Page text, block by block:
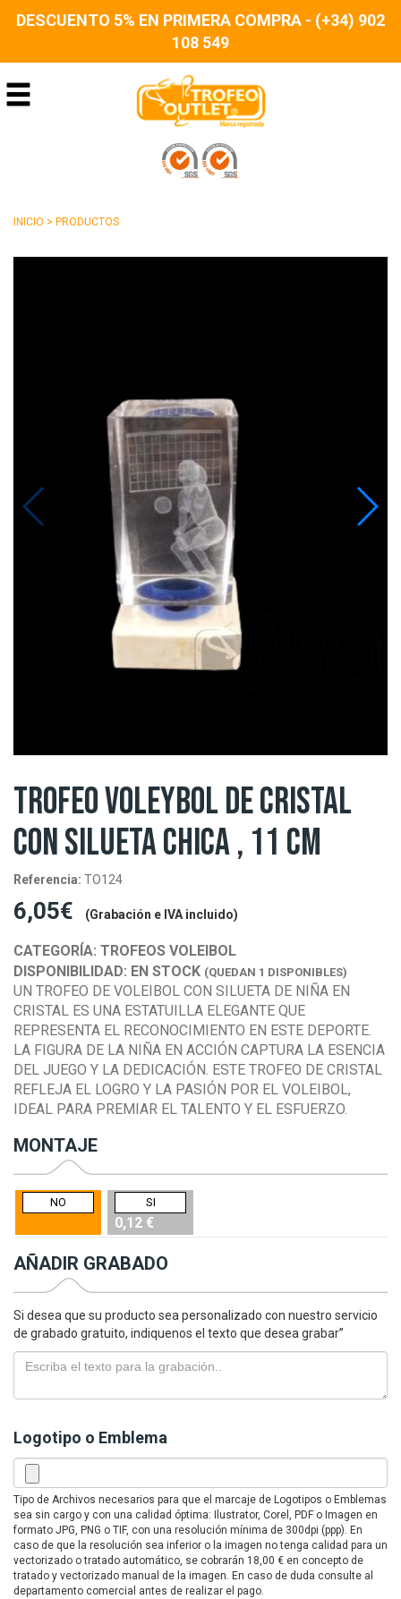
DESCUENTO 5% EN PRIMERA COMPRA - (+34) 902
108 549
INICIO > PRODUCTOS
TROFEO VOLEYBOL DE CRISTAL
CON SILUETA CHICA , 11 CM
Referencia: TO124
6,05€ (Grabación e IVA incluido)
CATEGORÍA: TROFEOS VOLEIBOL
DISPONIBILIDAD: EN STOCK (QUEDAN 1 DISPONIBLES)
UN TROFEO DE VOLEIBOL CON SILUETA DE NIÑA EN
CRISTAL ES UNA ESTATUILLA ELEGANTE QUE
REPRESENTA EL RECONOCIMIENTO EN ESTE DEPORTE.
LA FIGURA DE LA NIÑA EN ACCIÓN CAPTURA LA ESENCIA
DEL JUEGO Y LA DEDICACIÓN. ESTE TROFEO DE CRISTAL
REFLEJA EL LOGRO Y LA PASIÓN POR EL VOLEIBOL,
IDEAL PARA PREMIAR EL TALENTO Y EL ESFUERZO.
MONTAJE
NO SI
0,12 €
AÑADIR GRABADO
Si desea que su producto sea personalizado con nuestro servicio
de grabado gratuito, indiquenos el texto que desea grabar”
Logotipo o Emblema
Tipo de Archivos necesarios para que el marcaje de Logotipos o Emblemas
sea sin cargo y con una calidad óptima: Ilustrator, Corel, PDF o Imagen en
formato JPG, PNG o TIF, con una resolución mínima de 300dpi (ppp). En
caso de que la resolución sea inferior o la imagen no tenga calidad para un
vectorizado o tratado automático, se cobrarán 18,00 € en concepto de
tratado y vectorizado manual de la imagen. En caso de duda consulte al
departamento comercial antes de realizar el pago.